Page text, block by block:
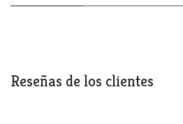
Reseñas de los clientes